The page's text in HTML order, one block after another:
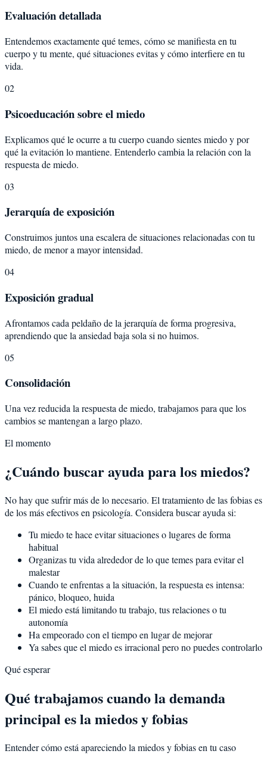
Evaluación detallada
Entendemos exactamente qué temes, cómo se manifiesta en tu
cuerpo y tu mente, qué situaciones evitas y cómo interfiere en tu
vida.
02
Psicoeducación sobre el miedo
Explicamos qué le ocurre a tu cuerpo cuando sientes miedo y por
qué la evitación lo mantiene. Entenderlo cambia la relación con la
respuesta de miedo.
03
Jerarquía de exposición
Construimos juntos una escalera de situaciones relacionadas con tu
miedo, de menor a mayor intensidad.
04
Exposición gradual
Afrontamos cada peldaño de la jerarquía de forma progresiva,
aprendiendo que la ansiedad baja sola si no huimos.
05
Consolidación
Una vez reducida la respuesta de miedo, trabajamos para que los
cambios se mantengan a largo plazo.
El momento
¿Cuándo buscar ayuda para los miedos?
No hay que sufrir más de lo necesario. El tratamiento de las fobias es
de los más efectivos en psicología. Considera buscar ayuda si:
Tu miedo te hace evitar situaciones o lugares de forma
habitual
Organizas tu vida alrededor de lo que temes para evitar el
malestar
Cuando te enfrentas a la situación, la respuesta es intensa:
pánico, bloqueo, huida
El miedo está limitando tu trabajo, tus relaciones o tu
autonomía
Ha empeorado con el tiempo en lugar de mejorar
Ya sabes que el miedo es irracional pero no puedes controlarlo
Qué esperar
Qué trabajamos cuando la demanda
principal es la miedos y fobias
Entender cómo está apareciendo la miedos y fobias en tu caso